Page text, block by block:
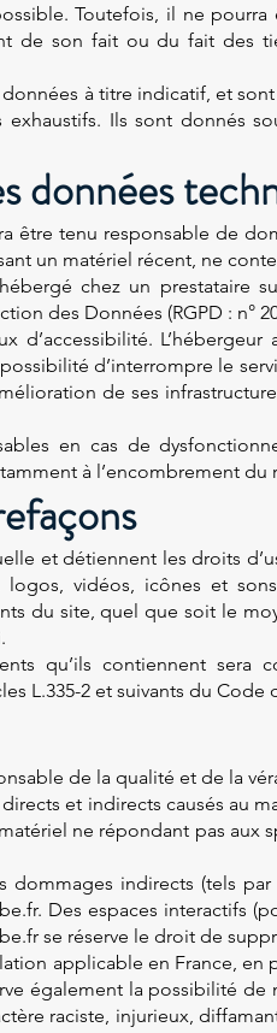
Toutefois, il ne
de son fait ou du fait des
à titre indicatif, et sont
Ils sont donnés
données
être tenu responsable de
un matériel récent, ne
chez un prestataire
des Données (RGPD : n°
d’accessibilité.
d’interrompre le
de ses
en cas de
à l’encombrement du
et détiennent les droits
vidéos, icônes et
du site, quel que soit le
qu’ils contiennent sera
L.335-2 et suivants du Code
de la qualité et de la
et indirects causés au
ne répondant pas
indirects (tels
Des espaces interactifs
se réserve le droit de
applicable en France, en
également la possibilité
raciste, injurieux,